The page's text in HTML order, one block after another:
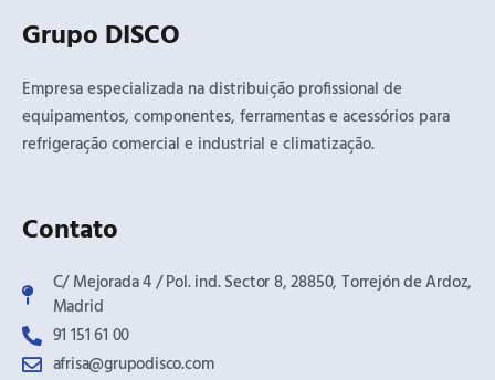
Grupo DISCO
Empresa especializada na distribuição profissional de
equipamentos, componentes, ferramentas e acessórios para
refrigeração comercial e industrial e climatização.
Contato
C/ Mejorada 4 / Pol. ind. Sector 8, 28850, Torrejón de Ardoz,
Madrid​
91 151 61 00
afrisa@grupodisco.com